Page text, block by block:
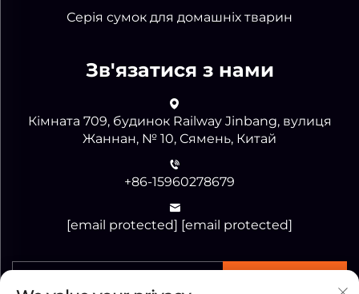
Серія сумок для домашніх тварин
Зв'язатися з нами
Кімната 709, будинок Railway Jinbang, вулиця
Жаннан, № 10, Сямень, Китай
+86-15960278679
[email protected] [email protected]